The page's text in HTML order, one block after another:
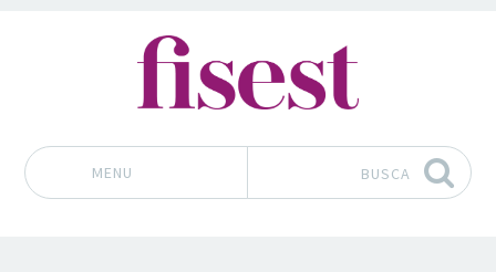
MENU BUSCA